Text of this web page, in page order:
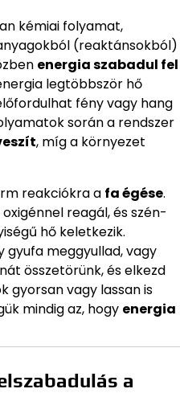
kémiai folyamat,
(reaktánsokból)
energia szabadul fel
legtöbbször hő
fény vagy hang
során a rendszer
, míg a környezet
reakciókra a fa égése.
reagál, és szén-
hő keletkezik.
gyufa meggyullad, vagy
összetörünk, és elkezd
gyorsan vagy lassan is
mindig az, hogy energia
a